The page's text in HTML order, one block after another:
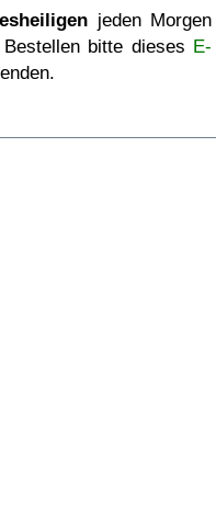
jeden Morgen
bitte dieses E-